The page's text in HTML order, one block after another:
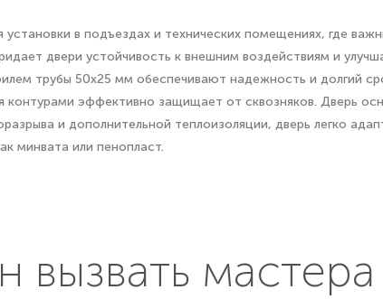
в подъездах и технических помещениях, где
двери устойчивость к внешним воздействиям и
трубы 50х25 мм обеспечивают надежность и долгий
контурами эффективно защищает от сквозняков. Дверь
и дополнительной теплоизоляции, дверь легко
минвата или пенопласт.
вызвать